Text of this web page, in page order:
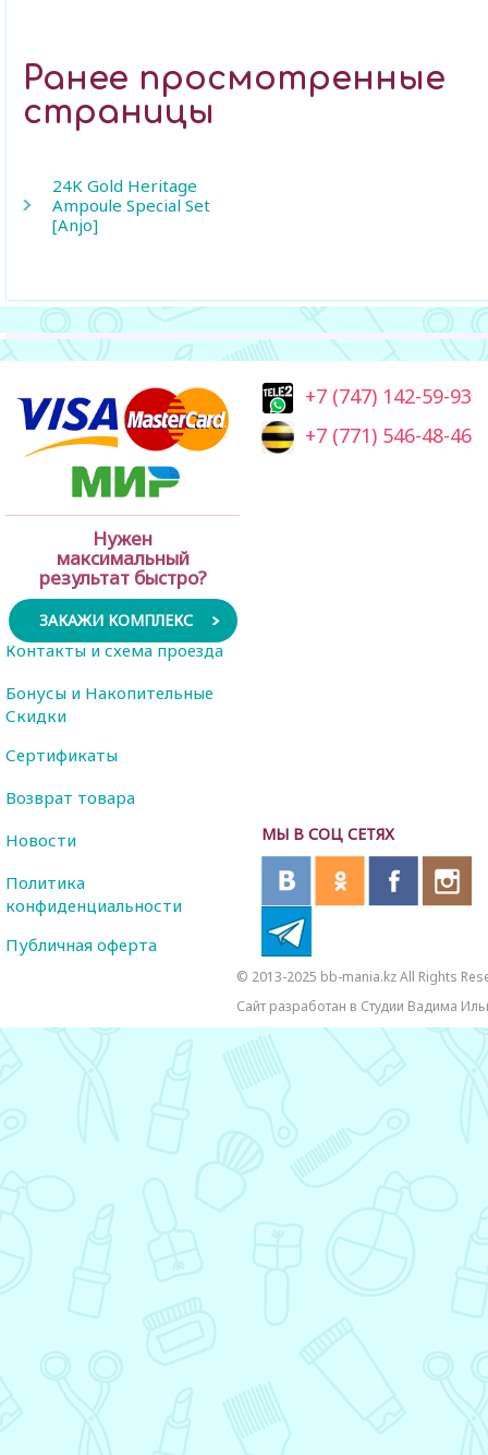
Ранее просмотренные
страницы
24K Gold Heritage
Ampoule Special Set
[Anjo]
Нужен
максимальный
результат быстро?
ЗАКАЖИ КОМПЛЕКС
+7 (747) 142-59-93
+7 (771) 546-48-46
МЫ В СОЦ СЕТЯХ
Контакты и схема проезда
Бонусы и Накопительные
Скидки
Сертификаты
Возврат товара
Новости
Политика
конфиденциальности
Публичная оферта
© 2013-2025 bb-mania.kz All Rights
Сайт разработан в Студии Вадима